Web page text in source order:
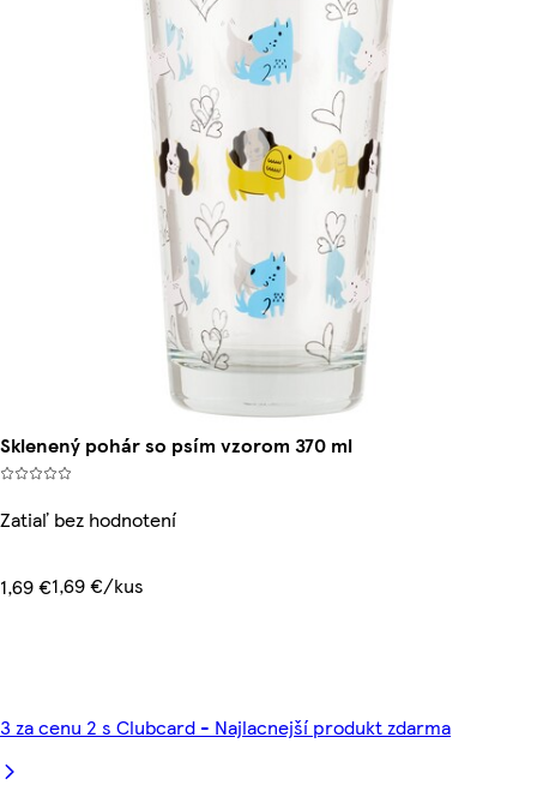
Sklenený pohár so psím vzorom 370 ml
Zatiaľ bez hodnotení
1,69 €1,69 €/kus
3 za cenu 2 s Clubcard - Najlacnejší produkt zdarma